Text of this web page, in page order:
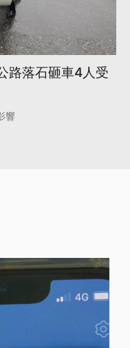
路落石砸車4人受
響